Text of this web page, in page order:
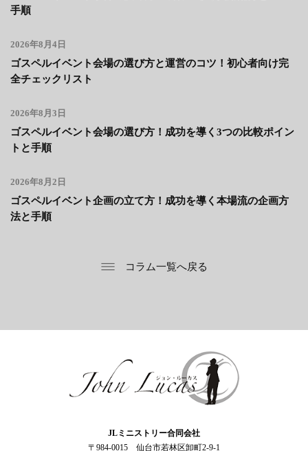
手順
2026年8月4日
ゴスペルイベント会場の選び方と運営のコツ！初心者向け完
全チェックリスト
2026年8月3日
ゴスペルイベント会場の選び方！成功を導く3つの比較ポイン
トと手順
2026年8月2日
ゴスペルイベント企画の立て方！成功を導く本場流の企画方
法と手順
コラム一覧へ戻る
JLミニストリー合同会社
〒984-0015 仙台市若林区卸町2-9-1